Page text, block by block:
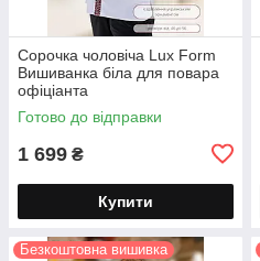
Сорочка чоловіча Lux Form
Вишиванка біла для повара
офіціанта
Готово до відправки
1 699 ₴
Купити
Безкоштовна вишивка